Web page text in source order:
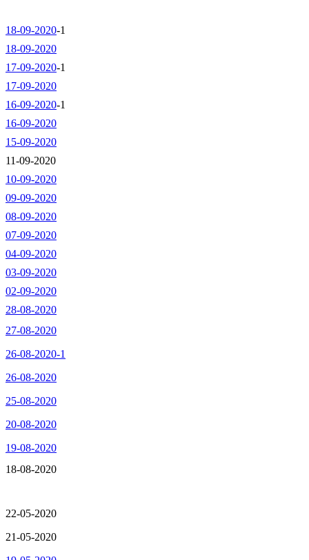
18-09-2020-1
18-09-2020
17-09-2020-1
17-09-2020
16-09-2020-1
16-09-2020
15-09-2020
11-09-2020
10-09-2020
09-09-2020
08-09-2020
07-09-2020
04-09-2020
03-09-2020
02-09-2020
28-08-2020
27-08-2020
26-08-2020-1
26-08-2020
25-08-2020
20-08-2020
19-08-2020
18-08-2020
22-05-2020
21-05-2020